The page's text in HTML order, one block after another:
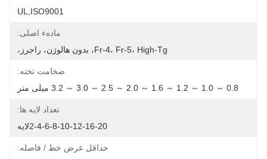
UL,ISO9001
مادهء اصلی:
Fr-4، Fr-5، High-Tg، بدون هالوژن، راجرز،
ضخامت تخته:
0.8 ～ 1.0 ～ 1.2 ～ 1.6 ～ 2.0 ～ 2.5 ～ 3.0 ～ 3.2 میلی متر
تعداد لایه ها:
2-4-6-8-10-12-16-20لایه
حداقل عرض خط / فاصله: